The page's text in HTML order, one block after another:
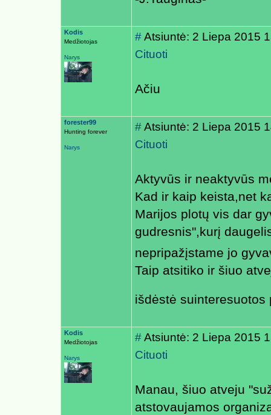
Kodis
Medžiotojas
Narys
#Atsiuntė: 2 Liepa 2015
Cituoti
Ačiu
forester99
Hunting forever
Narys
#Atsiuntė: 2 Liepa 2015
Cituoti
Aktyvūs ir neaktyvūs
Kad ir kaip keista,net
Marijos plotų vis dar
gudresnis",kurį
nepripažįstame jo
Taip atsitiko ir šiuo
išdėstė
Kodis
Medžiotojas
Narys
#Atsiuntė: 2 Liepa 2015
Cituoti
Manau, šiuo atveju
atstovaujamos